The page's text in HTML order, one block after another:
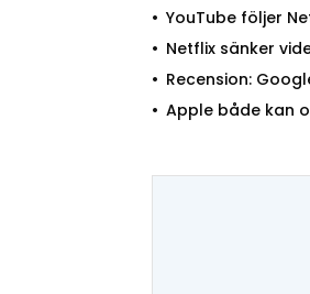
YouTube följer
Netflix sänker
Recension:
Apple både kan